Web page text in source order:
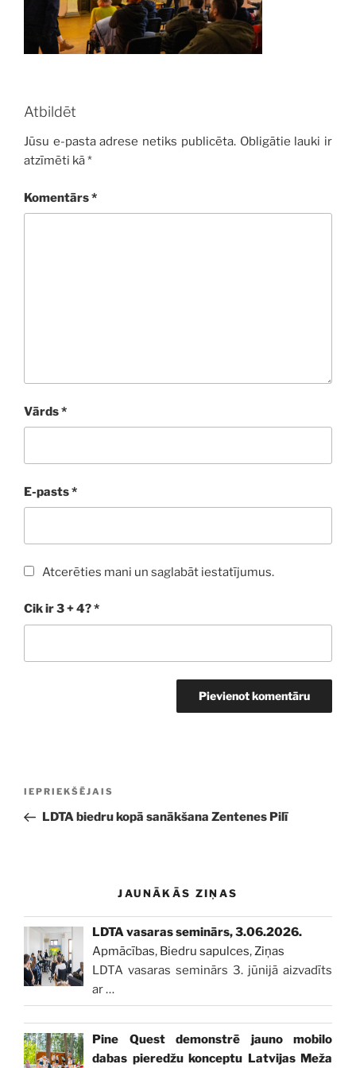
Atbildēt
Jūsu e-pasta adrese netiks publicēta. Obligātie lauki ir
atzīmēti kā*
Komentārs*
Vārds*
E-pasts*
Atcerēties mani un saglabāt iestatījumus.
Cik ir 3 + 4?*
Iepriekšējā
ziņa:
IEPRIEKŠĒJAIS
LDTA biedru kopā sanākšana Zentenes Pilī
JAUNĀKĀS ZIŅAS
LDTA vasaras seminārs, 3.06.2026.
Apmācības, Biedru sapulces,Ziņas
LDTA vasaras seminārs 3. jūnijā aizvadīts
ar…
Pine Quest demonstrē jauno mobilo
dabas pieredžu konceptu Latvijas Meža